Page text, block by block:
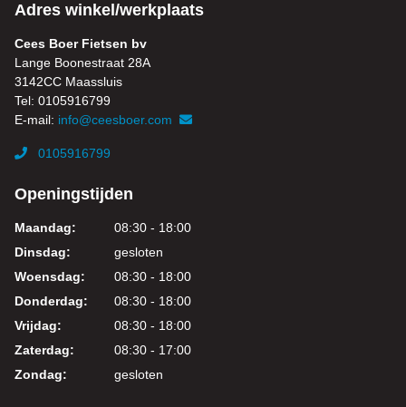
Adres winkel/werkplaats
Cees Boer Fietsen bv
Lange Boonestraat 28A
3142CC Maassluis
Tel: 0105916799
E-mail: info@ceesboer.com
0105916799
Openingstijden
Maandag:
08:30 - 18:00
Dinsdag:
gesloten
Woensdag:
08:30 - 18:00
Donderdag:
08:30 - 18:00
Vrijdag:
08:30 - 18:00
Zaterdag:
08:30 - 17:00
Zondag:
gesloten